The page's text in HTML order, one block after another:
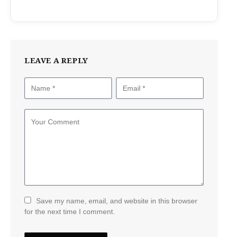
LEAVE A REPLY
Save my name, email, and website in this browser
for the next time I comment.